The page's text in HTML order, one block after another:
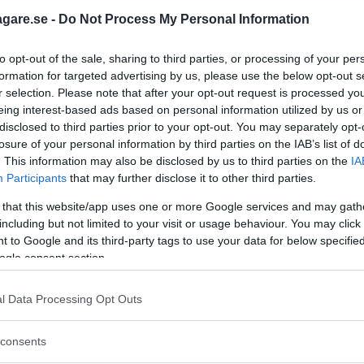
- Do Not Process My Personal Information
opt-out of the sale, sharing to third parties, or processing of your
for targeted advertising by us, please use the below opt-out
selection. Please note that after your opt-out request is processed
interest-based ads based on personal information utilized by us
to third parties prior to your opt-out. You may separately
of your personal information by third parties on the IAB’s list of
This information may also be disclosed by us to third parties on the
Participants that may further disclose it to other third parties.
that this website/app uses one or more Google services and may
but not limited to your visit or usage behaviour. You may
to Google and its third-party tags to use your data for below
consent section.
Data Processing Opt Outs
motor kommer Volvo V70 ned i en förbrukning under en
släppa ut fem gram koldioxid mindre och nivåer på 70
från Ford blir Volvo V70 inte särskilt rolig. Men den
väntar nog Volvo V70 2,0F.